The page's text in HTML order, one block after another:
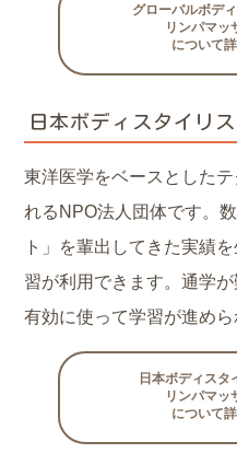
グローバルボデ
リンパマッ
について
日本ボディスタイリ
東洋医学をベースとした
れるNPO法人団体です。
ト」を輩出してきた実績
習が利用できます。通学
有効に使って学習が進めら
日本ボディスタ
リンパマッ
について